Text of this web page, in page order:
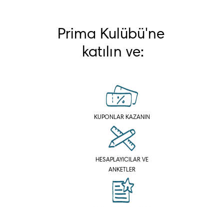
Prima Kulübü'ne
katılın ve:
KUPONLAR KAZANIN
HESAPLAYICILAR VE
ANKETLER